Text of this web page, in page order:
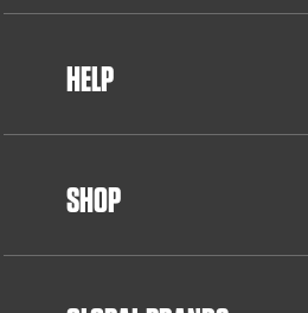
HELP
SHOP